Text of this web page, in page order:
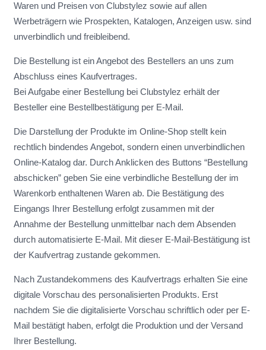
Waren und Preisen von Clubstylez sowie auf allen
Werbeträgern wie Prospekten, Katalogen, Anzeigen usw. sind
unverbindlich und freibleibend.
Die Bestellung ist ein Angebot des Bestellers an uns zum
Abschluss eines Kaufvertrages.
Bei Aufgabe einer Bestellung bei Clubstylez erhält der
Besteller eine Bestellbestätigung per E-Mail.
Die Darstellung der Produkte im Online-Shop stellt kein
rechtlich bindendes Angebot, sondern einen unverbindlichen
Online-Katalog dar. Durch Anklicken des Buttons “Bestellung
abschicken” geben Sie eine verbindliche Bestellung der im
Warenkorb enthaltenen Waren ab. Die Bestätigung des
Eingangs Ihrer Bestellung erfolgt zusammen mit der
Annahme der Bestellung unmittelbar nach dem Absenden
durch automatisierte E-Mail. Mit dieser E-Mail-Bestätigung ist
der Kaufvertrag zustande gekommen.
Nach Zustandekommens des Kaufvertrags erhalten Sie eine
digitale Vorschau des personalisierten Produkts. Erst
nachdem Sie die digitalisierte Vorschau schriftlich oder per E-
Mail bestätigt haben, erfolgt die Produktion und der Versand
Ihrer Bestellung.